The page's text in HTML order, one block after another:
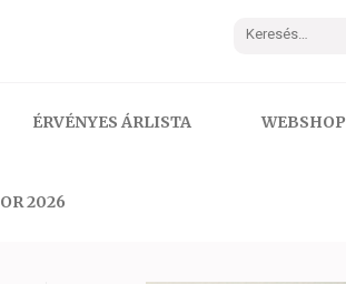
ÉRVÉNYES ÁRLISTA WEBSHOP
2026